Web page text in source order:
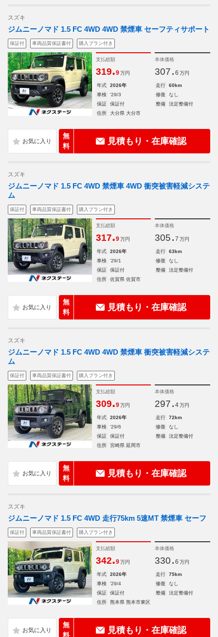
スズキ
ジムニーノマド 1.5 FC 4WD 4WD 禁煙車 セーフティサポート
保証付 車両品質保証書付 購入プラン付き
支払総額
319.9 万円
本体価格
307. 6 万円
年式 2026年 走行
60km
車検
'29/3 修復
なし
保証
保証付 整備
法定整備付
住所
大分県 大分市
無
料
見積もり・在庫確認
スズキ
ジムニーノマド 1.5 FC 4WD 禁煙車 4WD 衝突被害軽減システ
ム
保証付 車両品質保証書付 購入プラン付き
支払総額
317.9 万円
本体価格
305. 7 万円
年式 2026年 走行
63km
車検
'29/1 修復
なし
保証
保証付 整備
法定整備付
住所
佐賀県 佐賀市
無
料
見積もり・在庫確認
スズキ
ジムニーノマド 1.5 FC 4WD 4WD 禁煙車 衝突被害軽減システ
ム
保証付 車両品質保証書付 購入プラン付き
支払総額
309.9 万円
本体価格
297. 4 万円
年式 2026年 走行
72km
車検
'29/6 修復
なし
保証
保証付 整備
法定整備付
住所
宮崎県 延岡市
無
料
見積もり・在庫確認
スズキ
ジムニーノマド 1.5 FC 4WD 走行75km 5速MT 禁煙車 セーフ
保証付 車両品質保証書付 購入プラン付き
支払総額
342.9 万円
本体価格
330. 6 万円
年式 2026年 走行
75km
車検
'29/4 修復
なし
保証
保証付 整備
法定整備付
住所
熊本県 熊本市東区
無
料
見積もり・在庫確認